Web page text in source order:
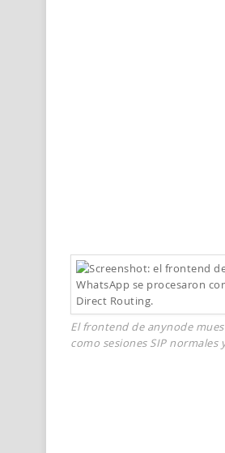
El frontend de anynode
como sesiones SIP